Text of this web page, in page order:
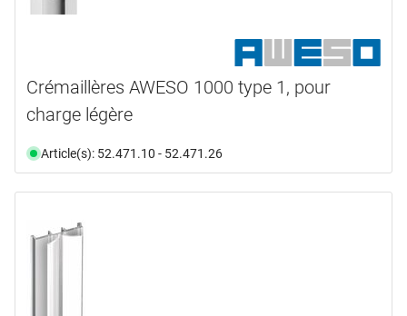
Crémaillères AWESO 1000 type 1, pour
charge légère
Article(s): 52.471.10 - 52.471.26